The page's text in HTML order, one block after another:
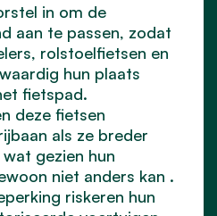
in om de
aan te passen, zodat
rolstoelfietsen en
hun plaats
fietspad.
deze fietsen
als ze breder
gezien hun
niet anders kan .
riskeren hun